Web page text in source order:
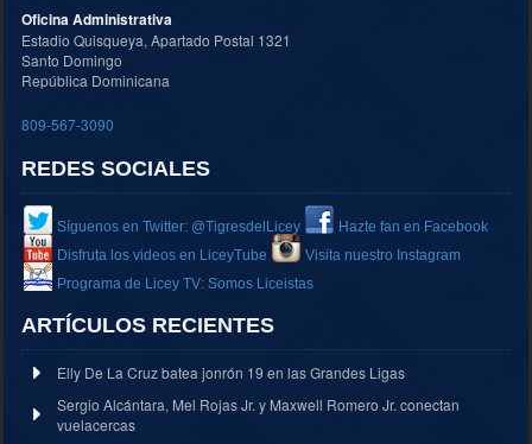
Oficina Administrativa
Estadio Quisqueya, Apartado Postal 1321
Santo Domingo
República Dominicana
809-567-3090
REDES SOCIALES
Síguenos en Twitter: @TigresdelLicey
Hazte fan en Facebook
Disfruta los videos en LiceyTube
Visita nuestro Instagram
Programa de Licey TV: Somos Liceistas
ARTÍCULOS RECIENTES
Elly De La Cruz batea jonrón 19 en las Grandes Ligas
Sergio Alcántara, Mel Rojas Jr. y Maxwell Romero Jr. conectan
vuelacercas